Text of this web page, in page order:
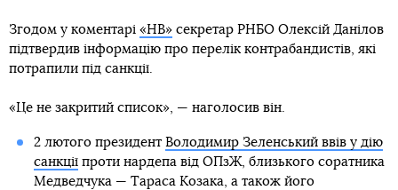
Згодом у коментарі «НВ» секретар РНБО Олексій Данілов
підтвердив інформацію про перелік контрабандистів, які
потрапили під санкції.
«Це не закритий список», — наголосив він.
2 лютого президент Володимир Зеленський ввів у дію
санкціїпроти нардепа від ОПзЖ, близького соратника
Медведчука — Тараса Козака, а також його